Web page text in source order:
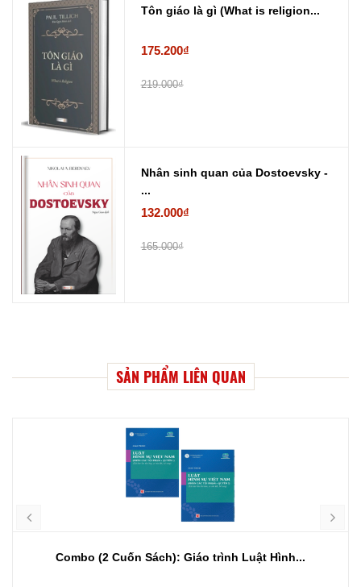
Tôn giáo là gì (What is religion...
175.200₫
219.000₫
Nhân sinh quan của Dostoevsky -
...
132.000₫
165.000₫
SẢN PHẨM LIÊN QUAN
Combo (2 Cuốn Sách): Giáo trình Luật Hình...